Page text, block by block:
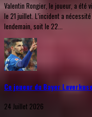
Valentin Rongier, le joueur, a été
le 21 juillet. L’incident a
lendemain, soit le 22...
Ce joueur du Bayer
24 Juillet 2026